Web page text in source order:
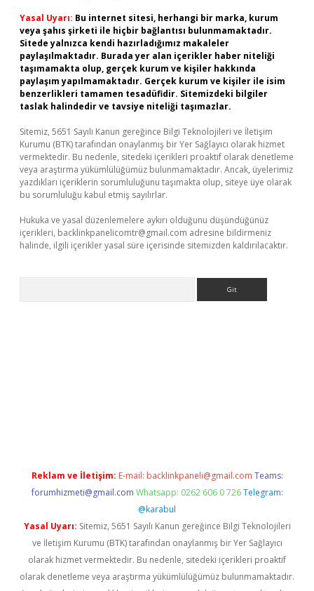
Yasal Uyarı: Bu internet sitesi, herhangi bir marka, kurum
veya şahıs şirketi ile hiçbir bağlantısı bulunmamaktadır.
Sitede yalnızca kendi hazırladığımız makaleler
paylaşılmaktadır. Burada yer alan içerikler haber niteliği
taşımamakta olup, gerçek kurum ve kişiler hakkında
paylaşım yapılmamaktadır. Gerçek kurum ve kişiler ile isim
benzerlikleri tamamen tesadüfidir. Sitemizdeki bilgiler
taslak halindedir ve tavsiye niteliği taşımazlar.
Sitemiz, 5651 Sayılı Kanun gereğince Bilgi Teknolojileri ve İletişim
Kurumu (BTK) tarafından onaylanmış bir Yer Sağlayıcı olarak hizmet
vermektedir. Bu nedenle, sitedeki içerikleri proaktif olarak denetleme
veya araştırma yükümlülüğümüz bulunmamaktadır. Ancak, üyelerimiz
yazdıkları içeriklerin sorumluluğunu taşımakta olup, siteye üye olarak
bu sorumluluğu kabul etmiş sayılırlar.
Hukuka ve yasal düzenlemelere aykırı olduğunu düşündüğünüz
içerikleri, backlinkpanelicomtr@gmail.com adresine bildirmeniz
halinde, ilgili içerikler yasal süre içerisinde sitemizden kaldırılacaktır.
Reklam ve İletişim: E-mail: backlinkpaneli@gmail.com Teams:
forumhizmeti@gmail.com Whatsapp: 0262 606 0 726 Telegram:
@karabul
Yasal Uyarı: Sitemiz, 5651 Sayılı Kanun gereğince Bilgi Teknolojileri
ve İletişim Kurumu (BTK) tarafından onaylanmış bir Yer Sağlayıcı
olarak hizmet vermektedir. Bu nedenle, sitedeki içerikleri proaktif
olarak denetleme veya araştırma yükümlülüğümüz bulunmamaktadır.